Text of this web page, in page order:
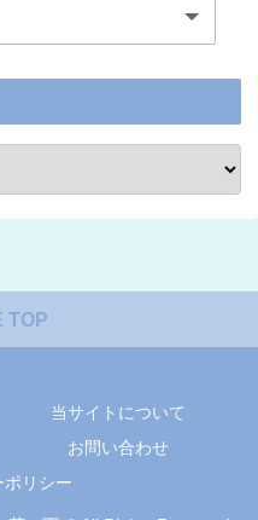
TOP
当サイトについて
お問い合わせ
ポリシー